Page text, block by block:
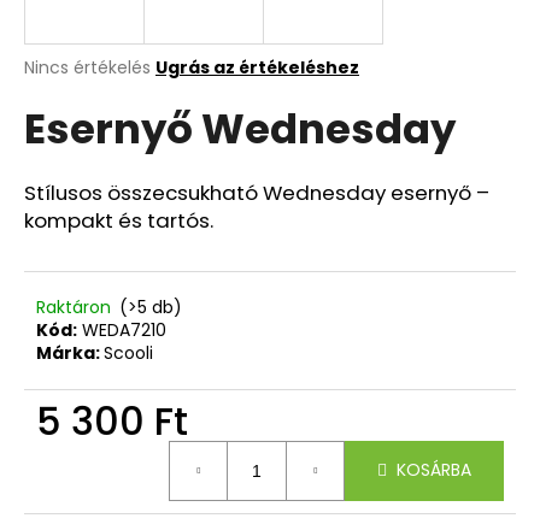
A
átlagos
értékelése
ből
0,0
csillag.
Nincs értékelés Ugrás az értékeléshez
Esernyő Wednesday
Stílusos összecsukható Wednesday esernyő –
kompakt és tartós.
Raktáron (>5 db)
Kód: WEDA7210
Márka:Scooli
5 300 Ft
KOSÁRBA
A
á
n
j
u
DIÁK
HÁTIZSÁK
OXY
ZERO
OMBRE
GIRL